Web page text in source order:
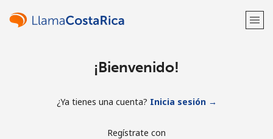
¡Bienvenido!
¿Ya tienes una cuenta? Inicia sesión →
Regístrate con